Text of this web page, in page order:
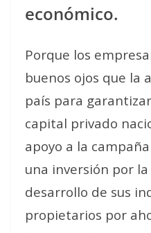
económico.
Porque los
buenos ojos que la
país para
capital privado
apoyo a la
una inversión por
desarrollo de sus
propietarios por